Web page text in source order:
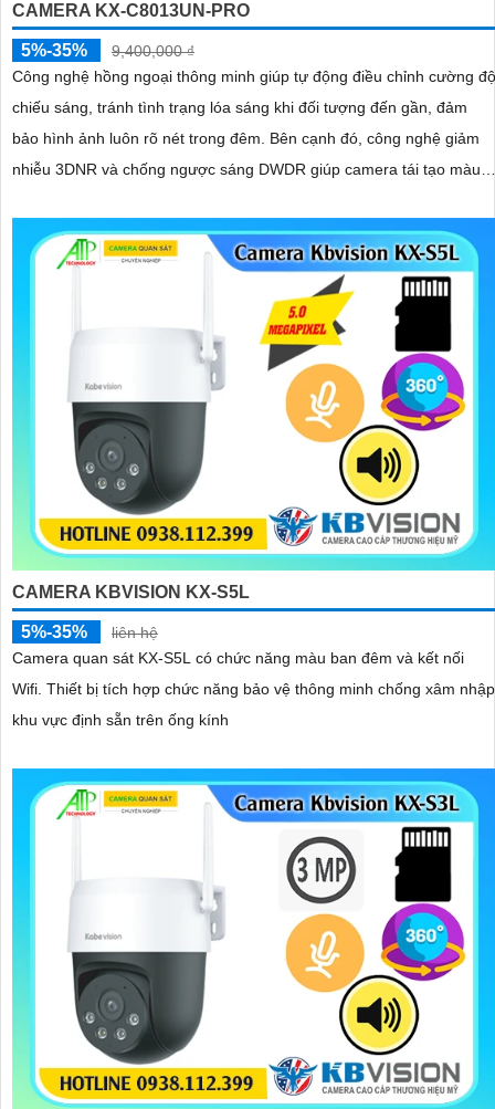
CAMERA KX-C8013UN-PRO
5%-35%
9,400,000 ₫
Công nghệ hồng ngoại thông minh giúp tự động điều chỉnh cường độ
chiếu sáng, tránh tình trạng lóa sáng khi đối tượng đến gần, đảm
bảo hình ảnh luôn rõ nét trong đêm. Bên cạnh đó, công nghệ giảm
nhiễu 3DNR và chống ngược sáng DWDR giúp camera tái tạo màu
ngược sáng mạnh hay thiếu sáng
CAMERA KBVISION KX-S5L
5%-35%
liên hệ
Camera quan sát KX-S5L có chức năng màu ban đêm và kết nối
Wifi. Thiết bị tích hợp chức năng bảo vệ thông minh chống xâm nhập
khu vực định sẵn trên ống kính